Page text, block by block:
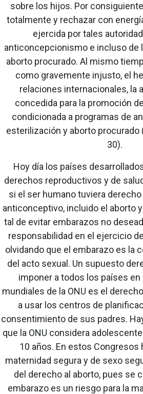
sobre los hijos. Por
totalmente y rechazar con
ejercida por tales
anticoncepcionismo e incluso de
aborto procurado. Al mismo
como gravemente injusto, el
relaciones internacionales, la
concedida para la promoción
condicionada a programas de
esterilización y aborto procurado
30).
Hoy día los países
derechos reproductivos y de
si el ser humano tuviera
anticonceptivo, incluido el aborto
tal de evitar embarazos no
responsabilidad en el ejercicio
olvidando que el embarazo es la
del acto sexual. Un supuesto
imponer a todos los países
mundiales de la ONU es el
a usar los centros de
consentimiento de sus padres.
que la ONU considera
10 años. En estos Congresos
maternidad segura y de sexo
del derecho al aborto, pues se
embarazo es un riesgo para la